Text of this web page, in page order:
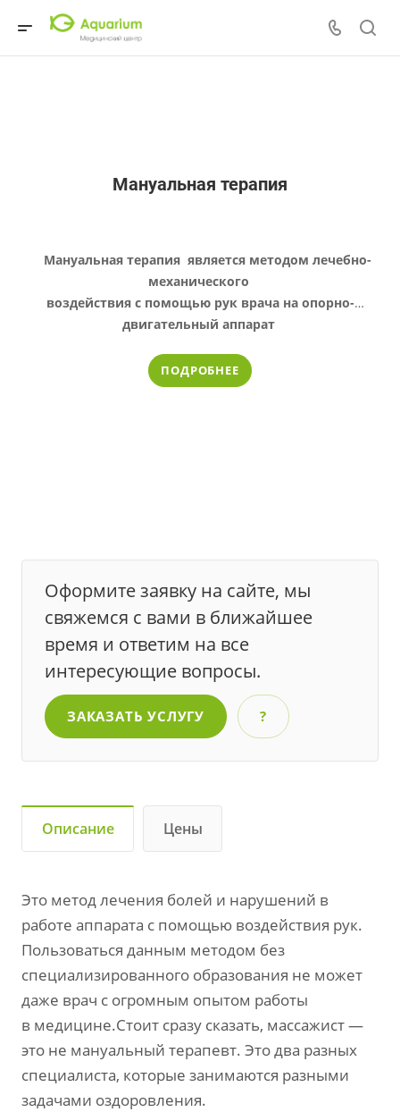
Мануальная терапия
Мануальная терапияявляется методом лечебно-
механического
воздействия с помощью рук врача на опорно-
двигательный аппарат
подвижности.
ПОДРОБНЕЕ
Оформите заявку на сайте, мы
свяжемся с вами в ближайшее
время и ответим на все
интересующие вопросы.
ЗАКАЗАТЬ УСЛУГУ ?
Описание Цены
Это метод лечения болей и нарушений в
работе аппарата с помощью воздействия рук.
Пользоваться данным методом без
специализированного образования не может
даже врач с огромным опытом работы
в медицине.Стоит сразу сказать, массажист —
это не мануальный терапевт. Это два разных
специалиста, которые занимаются разными
задачами оздоровления.